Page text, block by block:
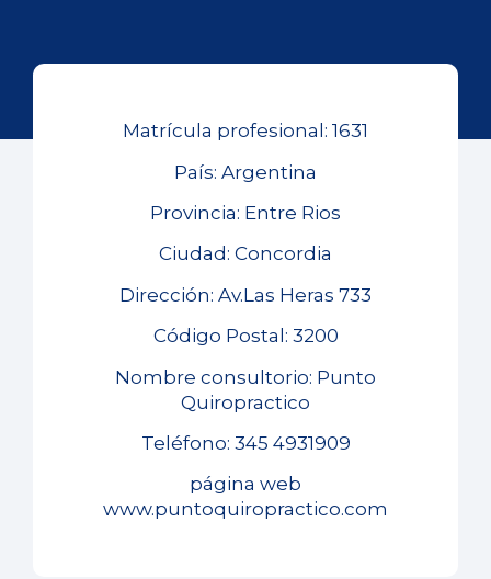
Matrícula profesional: 1631
País: Argentina
Provincia: Entre Rios
Ciudad: Concordia
Dirección: Av.Las Heras 733
Código Postal: 3200
Nombre consultorio: Punto
Quiropractico
Teléfono: 345 4931909
página web
www.puntoquiropractico.com